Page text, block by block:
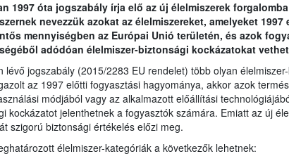
1997 óta jogszabály írja elő az új élelmiszerek
nevezzük azokat az élelmiszereket, amelyeket 1997
mennyiségben az Európai Unió területén, és azok
adódóan élelmiszer-biztonsági kockázatokat
lévő jogszabály (2015/2283 EU rendelet) több olyan
az 1997 előtti fogyasztási hagyománya, akkor azok
módjából vagy az alkalmazott előállítási
kockázatot jelenthetnek a fogyasztók számára. Emiatt az új
szigorú biztonsági értékelés előzi meg.
élelmiszer-kategóriák a következők lehetnek: